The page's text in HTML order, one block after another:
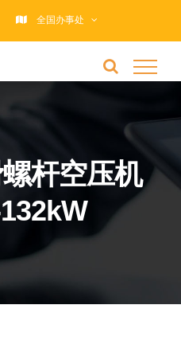
全国办事处
杆空压机